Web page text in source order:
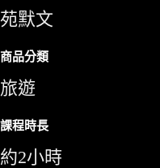
苑默文
商品分類
旅遊
課程時長
約2小時